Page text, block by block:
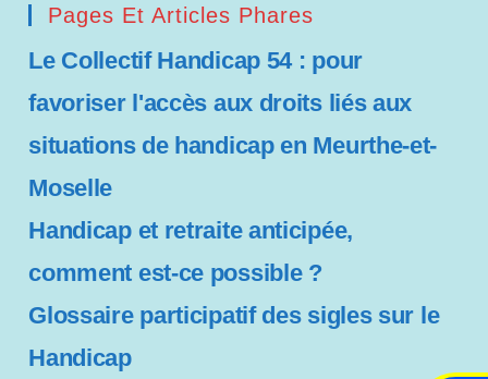
Pages Et Articles Phares
Le Collectif Handicap 54 : pour
favoriser l'accès aux droits liés aux
situations de handicap en Meurthe-et-
Moselle
Handicap et retraite anticipée,
comment est-ce possible ?
Glossaire participatif des sigles sur le
Handicap